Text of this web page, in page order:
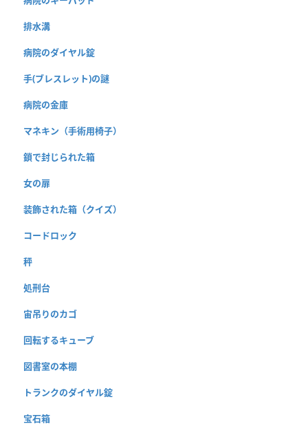
排水溝
病院のダイヤル錠
手(ブレスレット)の謎
病院の金庫
マネキン（手術用椅子）
鎖で封じられた箱
女の扉
装飾された箱（クイズ）
コードロック
秤
処刑台
宙吊りのカゴ
回転するキューブ
図書室の本棚
トランクのダイヤル錠
宝石箱